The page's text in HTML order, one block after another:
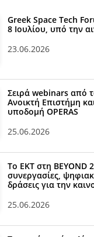
Greek Space Tech
8 Ιουλίου, υπό την
23.06.2026
Σειρά webinars από
Ανοικτή Επιστήμη
υποδομή OPERAS
25.06.2026
Το ΕΚΤ στη BEYOND
συνεργασίες,
δράσεις για την
25.06.2026